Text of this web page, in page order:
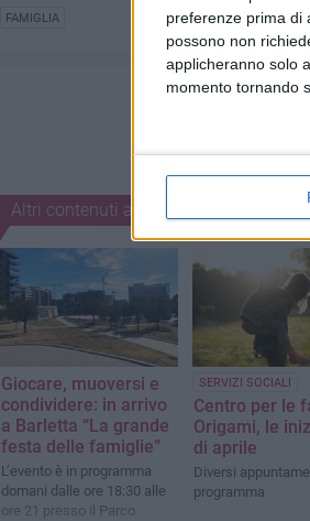
preferenze prima di
possono non
applicheranno solo
momento tornando
FAMIGLIA
Altri contenuti a tema
Giocare, muoversi e
condividere: in arrivo
a Barletta “La grande
festa delle famiglie”
L’evento è in programma
domani dalle ore 18:30 alle
ore 21 presso il Parco
SERVIZI SOCIALI
Centro per le
Origami, le
di aprile
Diversi
programma